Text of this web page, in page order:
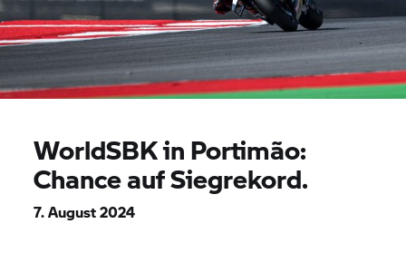
WorldSBK in Portimão:
Chance auf Siegrekord.
7. August 2024